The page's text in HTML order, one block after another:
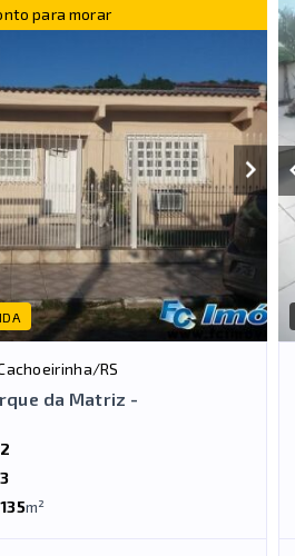
para morar
RS
da Matriz -
2
3
135m²